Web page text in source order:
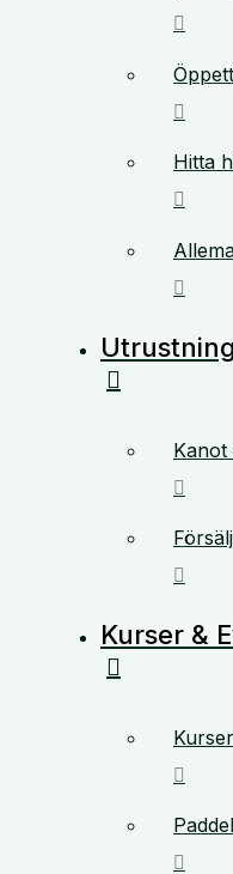
Hitta
Kurser &